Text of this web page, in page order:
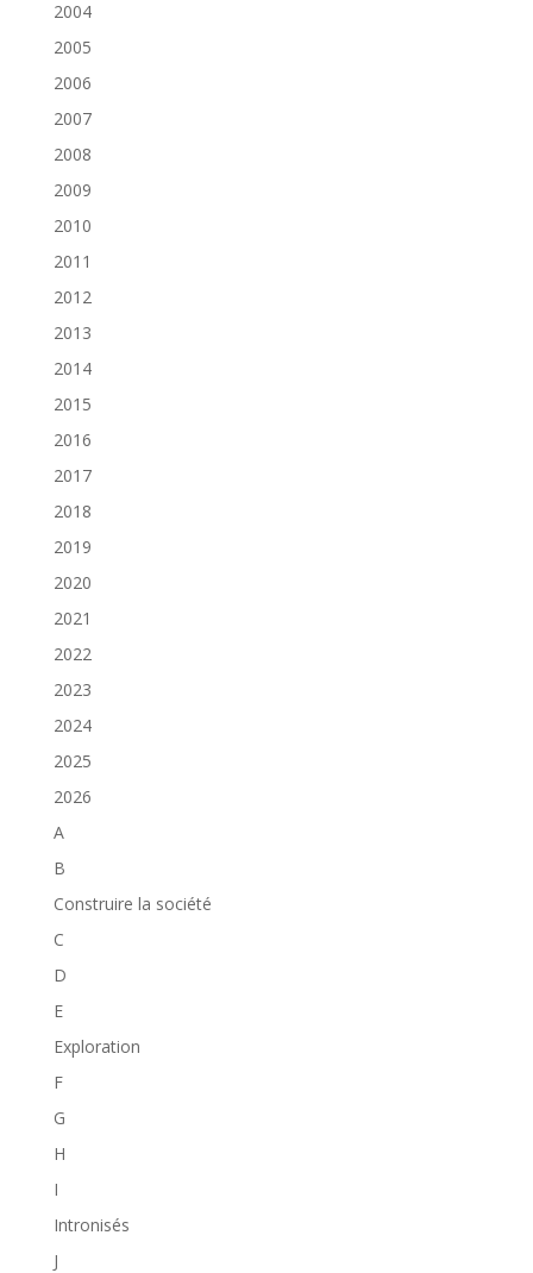
2004
2005
2006
2007
2008
2009
2010
2011
2012
2013
2014
2015
2016
2017
2018
2019
2020
2021
2022
2023
2024
2025
2026
A
B
Construire la société
C
D
E
Exploration
F
G
H
I
Intronisés
J